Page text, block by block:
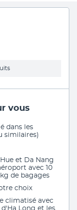
vous
dans les
similaires)
et Da Nang
avec 10
de bagages
choix
climatisé avec